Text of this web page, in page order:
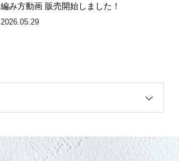
編み方動画 販売開始しました！
2026.05.29